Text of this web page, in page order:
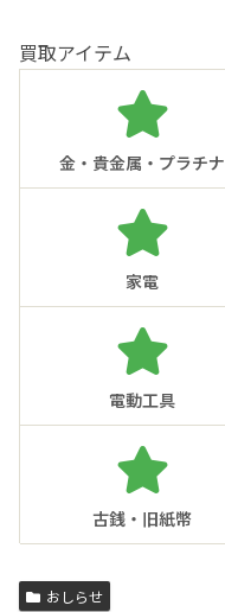
買取アイテム
金・貴金属・プラチナ
家電
電動工具
古銭・旧紙幣
おしらせ